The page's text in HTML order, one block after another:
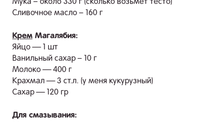
Мука – около 330 г (сколько возьмет тесто)
Сливочное масло – 160 г
Крем Магалябия:
Яйцо — 1 шт
Ванильный сахар – 10 г
Молоко — 400 г
Крахмал — 3 ст.л. (у меня кукурузный)
Сахар — 120 гр
Для смазывания: